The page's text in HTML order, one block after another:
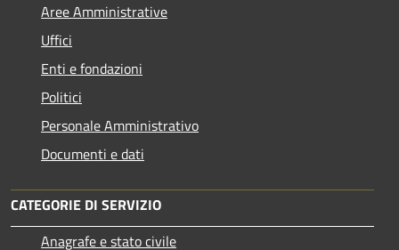
Aree Amministrative
Uffici
Enti e fondazioni
Politici
Personale Amministrativo
Documenti e dati
CATEGORIE DI SERVIZIO
Anagrafe e stato civile